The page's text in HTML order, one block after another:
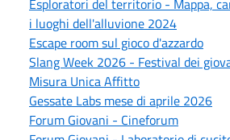
Esploratori del territorio - Mappa,
i luoghi dell'alluvione 2024
Escape room sul gioco d'azzardo
Slang Week 2026 - Festival dei
Misura Unica Affitto
Gessate Labs mese di aprile 2026
Forum Giovani - Cineforum